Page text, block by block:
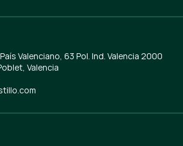
Valenciano, 63 Pol. Ind. Valencia 2000
Valencia